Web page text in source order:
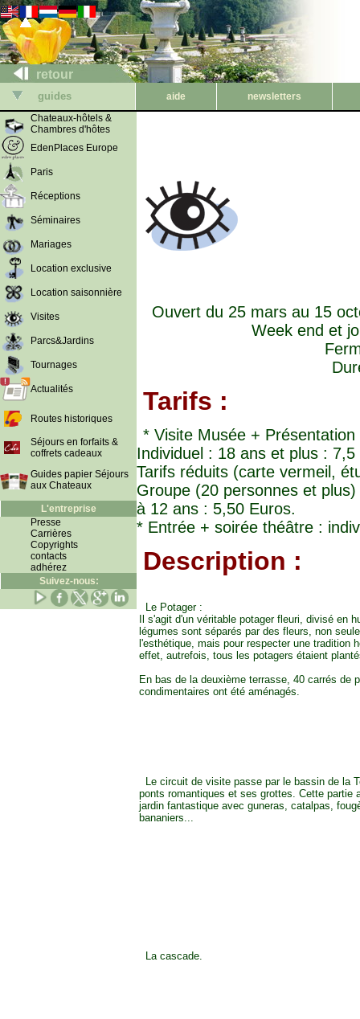
retour
guides aide
newsletters
Chateaux-hôtels &
Chambres d'hôtes
EdenPlaces Europe
Paris
Réceptions
Séminaires
Mariages
Location exclusive
Location saisonnière
Visites
Parcs&Jardins
Tournages
Actualités
Routes historiques
Séjours en forfaits &
coffrets cadeaux
Guides papier Séjours
aux Chateaux
L'entreprise
Presse
Carrières
Copyrights
contacts
adhérez
Suivez-nous:
Ouvert du 25 mars au 15
Week end et
Tarifs :
* Visite Musée + Présentation
Individuel : 18 ans et plus :
Tarifs réduits (carte vermeil,
Groupe (20 personnes et
à 12 ans : 5,50 Euros.
* Entrée + soirée théâtre :
Description :
Le Potager :
Il s'agit d'un véritable potager fleuri, divisé en
légumes sont séparés par des fleurs, non
l'esthétique, mais pour respecter une tradition
effet, autrefois, tous les potagers étaient
En bas de la deuxième terrasse, 40 carrés de
condimentaires ont été aménagés.
Le circuit de visite passe par le bassin de la
ponts romantiques et ses grottes. Cette partie
jardin fantastique avec guneras, catalpas,
bananiers...
La cascade.